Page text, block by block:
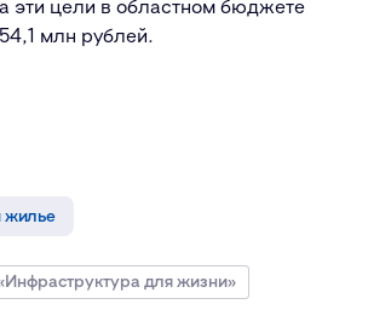
эти цели в областном бюджете
млн рублей.
жилье
для жизни»